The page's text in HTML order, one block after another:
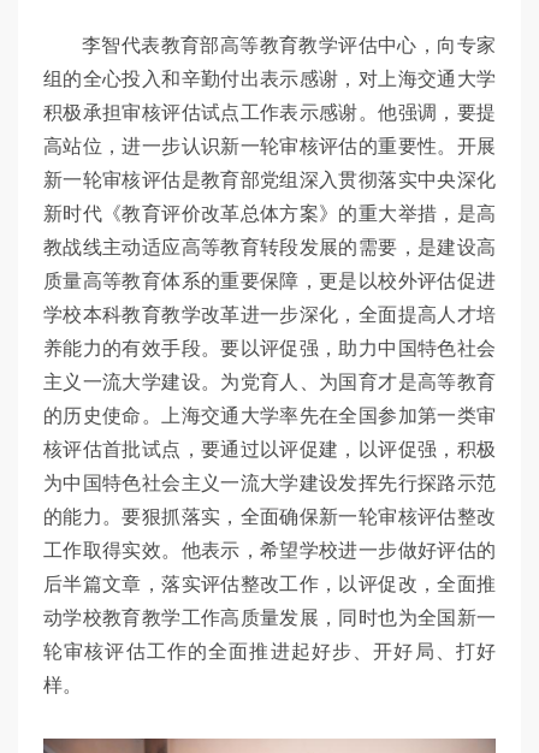
李智代表教育部高等教育教学评估中心，向专家
组的全心投入和辛勤付出表示感谢，对上海交通大学
积极承担审核评估试点工作表示感谢。他强调，要提
高站位，进一步认识新一轮审核评估的重要性。开展
新一轮审核评估是教育部党组深入贯彻落实中央深化
新时代《教育评价改革总体方案》的重大举措，是高
教战线主动适应高等教育转段发展的需要，是建设高
质量高等教育体系的重要保障，更是以校外评估促进
学校本科教育教学改革进一步深化，全面提高人才培
养能力的有效手段。要以评促强，助力中国特色社会
主义一流大学建设。为党育人、为国育才是高等教育
的历史使命。上海交通大学率先在全国参加第一类审
核评估首批试点，要通过以评促建，以评促强，积极
为中国特色社会主义一流大学建设发挥先行探路示范
的能力。要狠抓落实，全面确保新一轮审核评估整改
工作取得实效。他表示，希望学校进一步做好评估的
后半篇文章，落实评估整改工作，以评促改，全面推
动学校教育教学工作高质量发展，同时也为全国新一
轮审核评估工作的全面推进起好步、开好局、打好
样。